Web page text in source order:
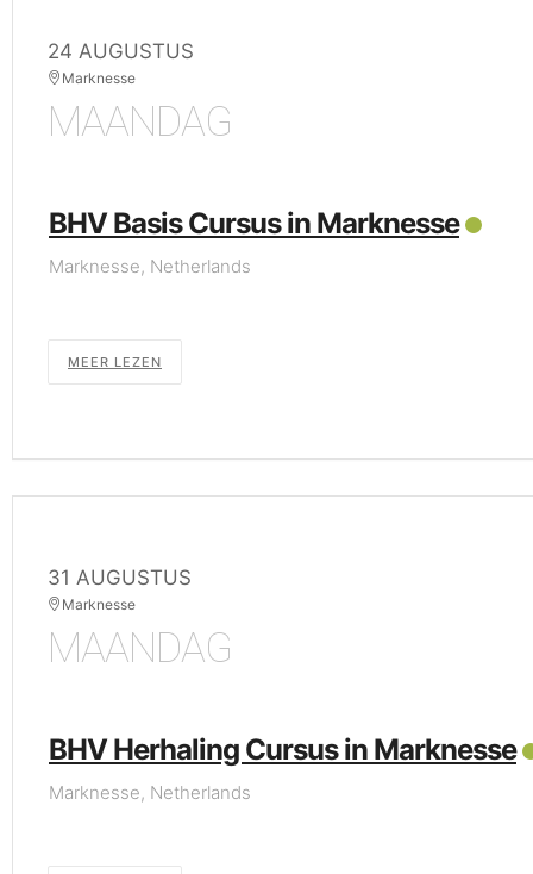
24 AUGUSTUS
Marknesse
MAANDAG
BHV Basis Cursus in Marknesse
Marknesse, Netherlands
MEER LEZEN
31 AUGUSTUS
Marknesse
MAANDAG
BHV Herhaling Cursus in Marknesse
Marknesse, Netherlands